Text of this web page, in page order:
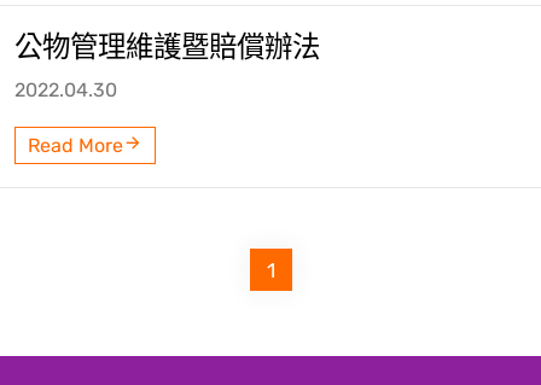
公物管理維護暨賠償辦法
2022.04.30
Read More
1